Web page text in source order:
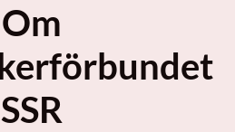
Om
SSR